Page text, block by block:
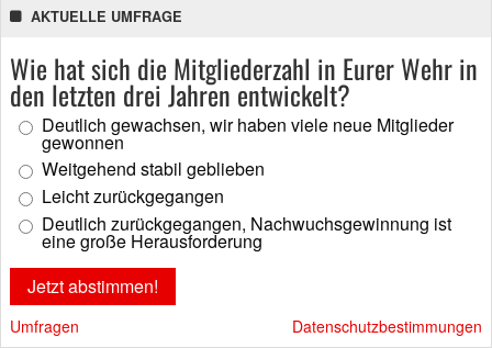
AKTUELLE UMFRAGE
Wie hat sich die Mitgliederzahl in Eurer Wehr in
den letzten drei Jahren entwickelt?
Deutlich gewachsen, wir haben viele neue Mitglieder
gewonnen
Weitgehend stabil geblieben
Leicht zurückgegangen
Deutlich zurückgegangen, Nachwuchsgewinnung ist
eine große Herausforderung
Umfragen Datenschutzbestimmungen